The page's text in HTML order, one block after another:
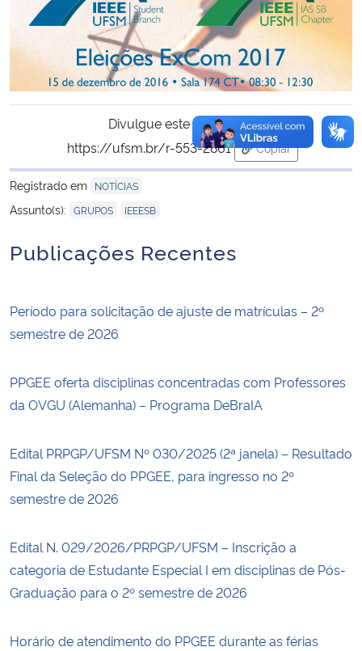
Divulgue este conteúdo:
https://ufsm.br/r-553-2861
Copiar
para área de
Registrado em
NOTÍCIAS
Assunto(s): GRUPOS IEEESB
Publicações Recentes
Período para solicitação de ajuste de matrículas – 2º
semestre de 2026
PPGEE oferta disciplinas concentradas com Professores
da OVGU (Alemanha) – Programa DeBraIA
Edital PRPGP/UFSM Nº 030/2025 (2ª janela) – Resultado
Final da Seleção do PPGEE, para ingresso no 2º
semestre de 2026
Edital N. 029/2026/PRPGP/UFSM – Inscrição a
categoria de Estudante Especial I em disciplinas de Pós-
Graduação para o 2º semestre de 2026
Horário de atendimento do PPGEE durante as férias